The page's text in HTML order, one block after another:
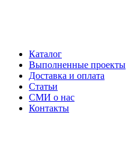
Каталог
Выполненные проекты
Доставка и оплата
Статьи
СМИ о нас
Контакты